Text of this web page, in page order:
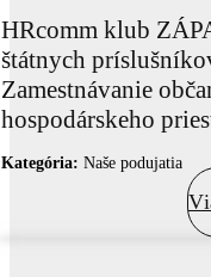
HRcomm klub
štátnych
Zamestnávanie
hospodárskeho
Kategória: Naše podujatia